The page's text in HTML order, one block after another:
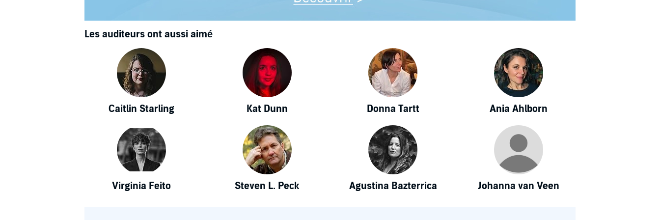
Les auditeurs ont aussi aimé
Caitlin Starling Kat Dunn Donna Tartt Ania Ahlborn
Virginia Feito Steven L. Peck Agustina Bazterrica Johanna van Veen